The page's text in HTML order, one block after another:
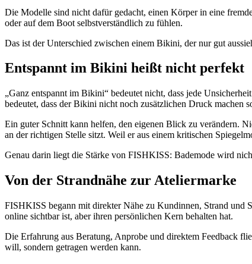
Die Modelle sind nicht dafür gedacht, einen Körper in eine
oder auf dem Boot selbstverständlich zu fühlen.
Das ist der Unterschied zwischen einem Bikini, der nur gut
Entspannt im Bikini heißt nicht perfekt
„Ganz entspannt im Bikini“ bedeutet nicht, dass jede
bedeutet, dass der Bikini nicht noch zusätzlichen Druck machen
Ein guter Schnitt kann helfen, den eigenen Blick zu verändern.
an der richtigen Stelle sitzt. Weil er aus einem kritischen
Genau darin liegt die Stärke von FISHKISS: Bademode wird
Von der Strandnähe zur Ateliermarke
FISHKISS begann mit direkter Nähe zu Kundinnen, Strand und
online sichtbar ist, aber ihren persönlichen Kern behalten hat.
Die Erfahrung aus Beratung, Anprobe und direktem Feedback
will, sondern getragen werden kann.